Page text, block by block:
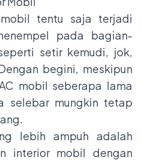
tentu saja terjadi
pada bagian-
setir kemudi, jok,
begini, meskipun
mobil seberapa lama
selebar mungkin tetap
lebih ampuh adalah
interior mobil dengan